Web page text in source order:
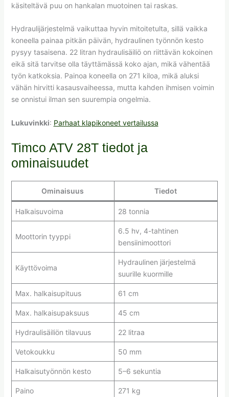
käsiteltävä puu on hankalan muotoinen tai raskas.
Hydraulijärjestelmä vaikuttaa hyvin mitoitetulta, sillä vaikka
koneella painaa pitkän päivän, hydraulinen työnnön kesto
pysyy tasaisena. 22 litran hydraulisäiliö on riittävän kokoinen
eikä sitä tarvitse olla täyttämässä koko ajan, mikä vähentää
työn katkoksia. Painoa koneella on 271 kiloa, mikä aluksi
vähän hirvitti kasausvaiheessa, mutta kahden ihmisen voimin
se onnistui ilman sen suurempia ongelmia.
Lukuvinkki: Parhaat klapikoneet vertailussa
Timco ATV 28T tiedot ja
ominaisuudet
Ominaisuus Tiedot
Halkaisuvoima 28 tonnia
Moottorin tyyppi
6.5 hv, 4-tahtinen
bensiinimoottori
Käyttövoima
Hydraulinen järjestelmä
suurille kuormille
Max. halkaisupituus 61 cm
Max. halkaisupaksuus 45 cm
Hydraulisäiliön tilavuus 22 litraa
Vetokoukku 50 mm
Halkaisutyönnön kesto 5–6 sekuntia
Paino 271 kg